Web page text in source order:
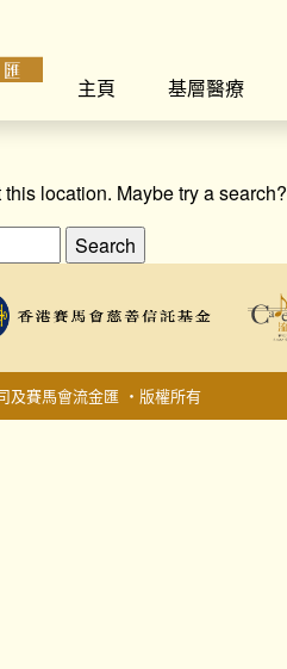
主頁
基層醫療
location. Maybe try a search?
及賽馬會流金匯 ‧版權所有